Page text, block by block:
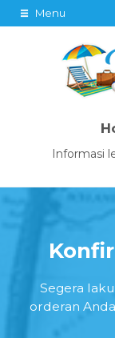
Menu
Informasi
Segera
orderan